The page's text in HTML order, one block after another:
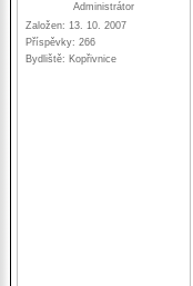
Administrátor
Založen: 13. 10. 2007
Příspěvky: 266
Bydliště: Kopřivnice